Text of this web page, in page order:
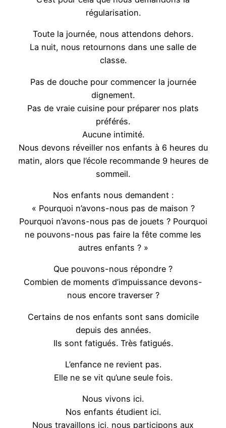
régularisation.
Toute la journée, nous attendons dehors.
La nuit, nous retournons dans une salle de
classe.
Pas de douche pour commencer la journée
dignement.
Pas de vraie cuisine pour préparer nos plats
préférés.
Aucune intimité.
Nous devons réveiller nos enfants à 6 heures du
matin, alors que l’école recommande 9 heures de
sommeil.
Nos enfants nous demandent :
« Pourquoi n’avons-nous pas de maison ?
Pourquoi n’avons-nous pas de jouets ? Pourquoi
ne pouvons-nous pas faire la fête comme les
autres enfants ? »
Que pouvons-nous répondre ?
Combien de moments d’impuissance devons-
nous encore traverser ?
Certains de nos enfants sont sans domicile
depuis des années.
Ils sont fatigués. Très fatigués.
L’enfance ne revient pas.
Elle ne se vit qu’une seule fois.
Nous vivons ici.
Nos enfants étudient ici.
Nous travaillons ici, nous participons aux